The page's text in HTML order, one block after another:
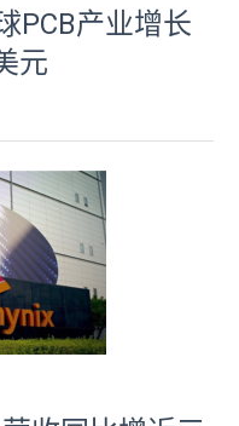
PCB产业增长
元